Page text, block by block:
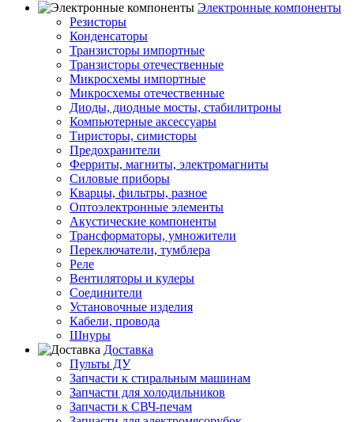
Электронные компоненты
Резисторы
Конденсаторы
Транзисторы импортные
Транзисторы отечественные
Микросхемы импортные
Микросхемы отечественные
Диоды, диодные мосты, стабилитроны
Компьютерные аксессуары
Тиристоры, симисторы
Предохранители
Ферриты, магниты, электромагниты
Силовые приборы
Кварцы, фильтры, разное
Оптоэлектронные элементы
Акустические компоненты
Трансформаторы, умножители
Переключатели, тумблера
Реле
Вентиляторы и кулеры
Соединители
Установочные изделия
Кабели, провода
Шнуры
Доставка
Пульты ДУ
Запчасти к стиральным машинам
Запчасти для холодильников
Запчасти к СВЧ-печам